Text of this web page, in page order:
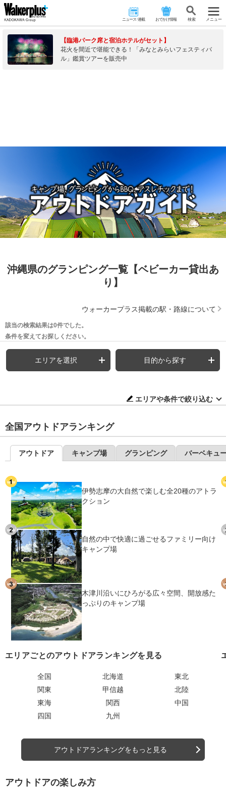
ニュース･連載 おでかけ情報 検 索 メニュー
【臨港パーク席と宿泊ホテルがセット】
花火を間近で堪能できる！「みなとみらいフェスティバ
ル」鑑賞ツアーを販売中
沖縄県のグランピング一覧【ベビーカー貸出あ
り】
ウォーカープラス掲載の駅・路線について
該当の検索結果は0件でした。
条件を変えてお探しください。
エリアを選択 目的から探す
エリアや条件で絞り込む
全国アウトドアランキング
アウトドア キャンプ場 グランピング バーベキュ
伊勢志摩の大自然で楽しむ全20種のアトラ
クション
自然の中で快適に過ごせるファミリー向け
キャンプ場
木津川沿いにひろがる広々空間、開放感た
っぷりのキャンプ場
エリアごとのアウトドアランキングを見る
全国 北海道
東北
関東
甲信越
北陸
東海
関西
中国
四国
九州
アウトドアランキングをもっと見る
アウトドアの楽しみ方